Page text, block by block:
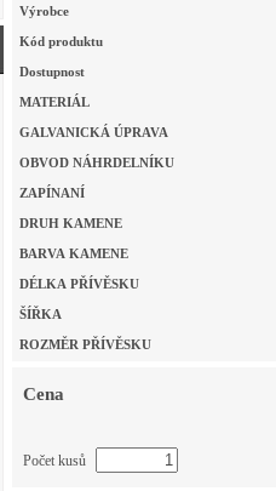
Výrobce
Kód produktu
Dostupnost
MATERIÁL
GALVANICKÁ ÚPRAVA
OBVOD NÁHRDELNÍKU
ZAPÍNANÍ
DRUH KAMENE
BARVA KAMENE
DÉLKA PŘÍVĚSKU
ŠÍŘKA
ROZMĚR PŘÍVĚSKU
Cena
Počet kusů